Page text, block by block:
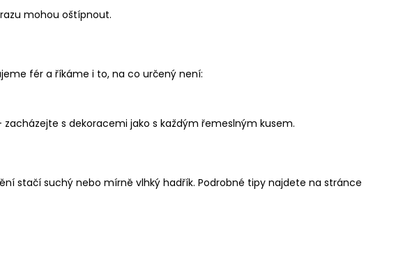
mohou oštípnout.
fér a říkáme i to, na co určený není:
s dekoracemi jako s každým řemeslným kusem.
stačí suchý nebo mírně vlhký hadřík. Podrobné tipy najdete na stránce